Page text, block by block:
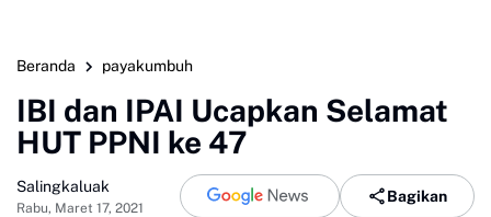
Beranda payakumbuh
IBI dan IPAI Ucapkan Selamat
HUT PPNI ke 47
Salingkaluak
Rabu, Maret 17, 2021
Bagikan